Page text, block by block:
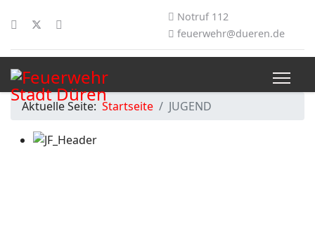
Notruf 112
feuerwehr@dueren.de
Aktuelle Seite: Startseite JUGEND